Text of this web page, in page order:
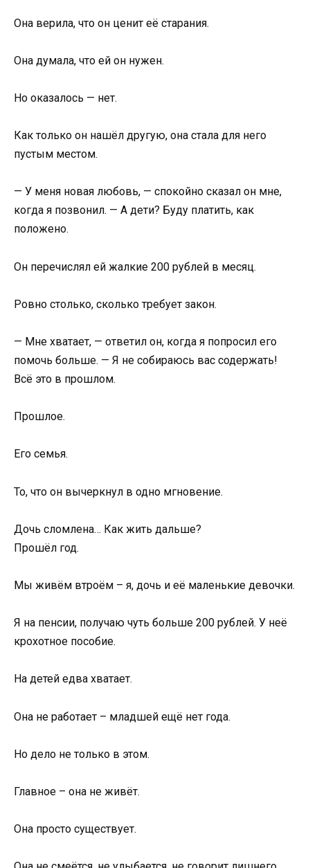
Она верила, что он ценит её старания.
Она думала, что ей он нужен.
Но оказалось — нет.
Как только он нашёл другую, она стала для него
пустым местом.
— У меня новая любовь, — спокойно сказал он мне,
когда я позвонил. — А дети? Буду платить, как
положено.
Он перечислял ей жалкие 200 рублей в месяц.
Ровно столько, сколько требует закон.
— Мне хватает, — ответил он, когда я попросил его
помочь больше. — Я не собираюсь вас содержать!
Всё это в прошлом.
Прошлое.
Его семья.
То, что он вычеркнул в одно мгновение.
Дочь сломлена… Как жить дальше?
Прошёл год.
Мы живём втроём – я, дочь и её маленькие девочки.
Я на пенсии, получаю чуть больше 200 рублей. У неё
крохотное пособие.
На детей едва хватает.
Она не работает – младшей ещё нет года.
Но дело не только в этом.
Главное – она не живёт.
Она просто существует.